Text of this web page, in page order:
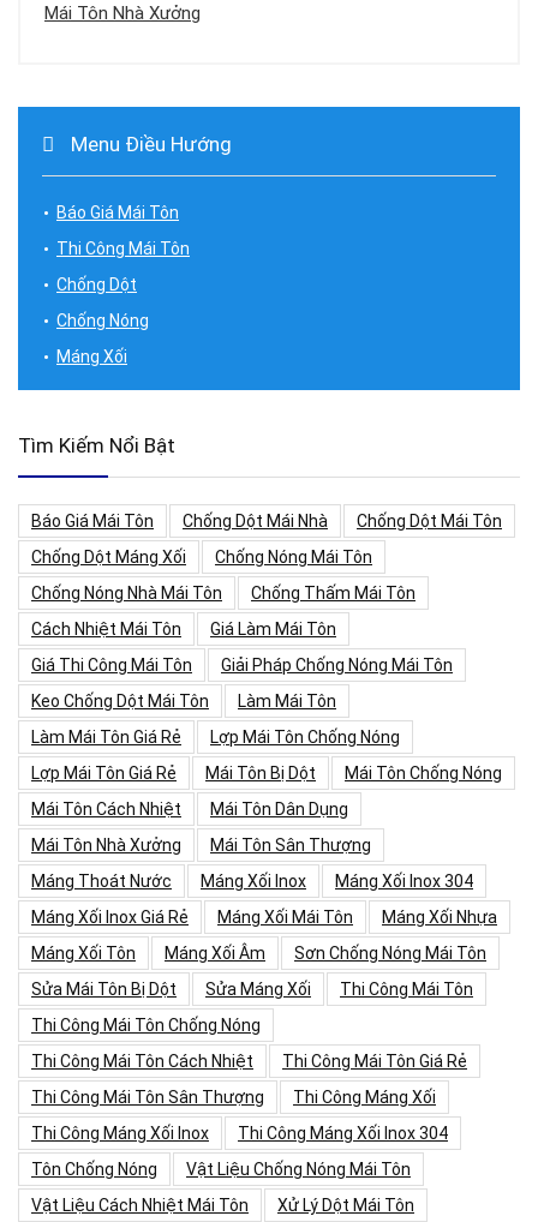
Mái Tôn Nhà Xưởng
Menu Điều Hướng
Báo Giá Mái Tôn
Thi Công Mái Tôn
Chống Dột
Chống Nóng
Máng Xối
Tìm Kiếm Nổi Bật
Báo Giá Mái Tôn Chống Dột Mái Nhà
Chống Dột Mái Tôn
Chống Dột Máng Xối
Chống Nóng Mái Tôn
Chống Nóng Nhà Mái Tôn
Chống Thấm Mái Tôn
Cách Nhiệt Mái Tôn
Giá Làm Mái Tôn
Giá Thi Công Mái Tôn
Giải Pháp Chống Nóng Mái Tôn
Keo Chống Dột Mái Tôn
Làm Mái Tôn
Làm Mái Tôn Giá Rẻ
Lợp Mái Tôn Chống Nóng
Lợp Mái Tôn Giá Rẻ
Mái Tôn Bị Dột
Mái Tôn Chống Nóng
Mái Tôn Cách Nhiệt
Mái Tôn Dân Dụng
Mái Tôn Nhà Xưởng
Mái Tôn Sân Thượng
Máng Thoát Nước
Máng Xối Inox
Máng Xối Inox 304
Máng Xối Inox Giá Rẻ
Máng Xối Mái Tôn
Máng Xối Nhựa
Máng Xối Tôn
Máng Xối Âm
Sơn Chống Nóng Mái Tôn
Sửa Mái Tôn Bị Dột
Sửa Máng Xối
Thi Công Mái Tôn
Thi Công Mái Tôn Chống Nóng
Thi Công Mái Tôn Cách Nhiệt
Thi Công Mái Tôn Giá Rẻ
Thi Công Mái Tôn Sân Thượng
Thi Công Máng Xối
Thi Công Máng Xối Inox
Thi Công Máng Xối Inox 304
Tôn Chống Nóng
Vật Liệu Chống Nóng Mái Tôn
Vật Liệu Cách Nhiệt Mái Tôn
Xử Lý Dột Mái Tôn